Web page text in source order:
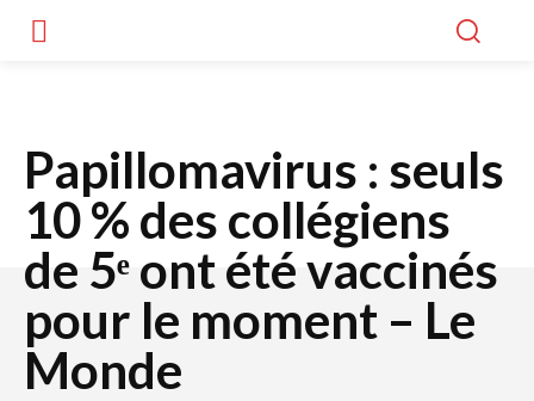
Papillomavirus : seuls
10 % des collégiens
de 5ᵉ ont été vaccinés
pour le moment – Le
Monde